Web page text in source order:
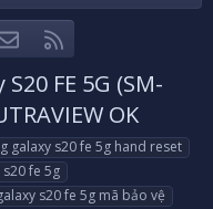
Liên hệ
FE 5G (SM-
OK
galaxy s20 fe 5g hand reset
fe 5g
s20 fe 5g mã bảo vệ